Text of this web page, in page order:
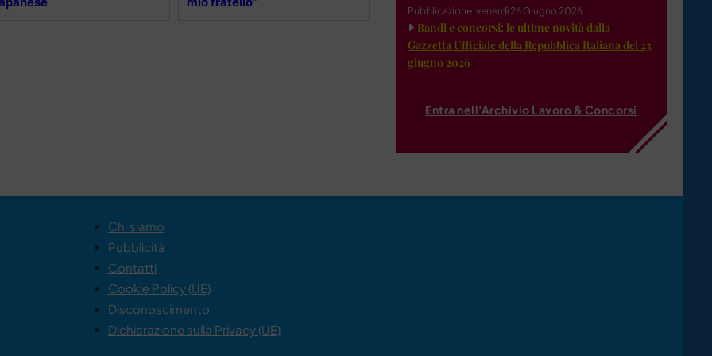
Pubblicazione: venerdì 26 Giugno 2026
Bandi e concorsi: le ultime novità dalla
Gazzetta Ufficiale della Repubblica Italiana del 23
giugno 2026
Entra nell'Archivio Lavoro & Concorsi
Chi siamo
Pubblicità
Contatti
Cookie Policy (UE)
Disconoscimento
Dichiarazione sulla Privacy (UE)